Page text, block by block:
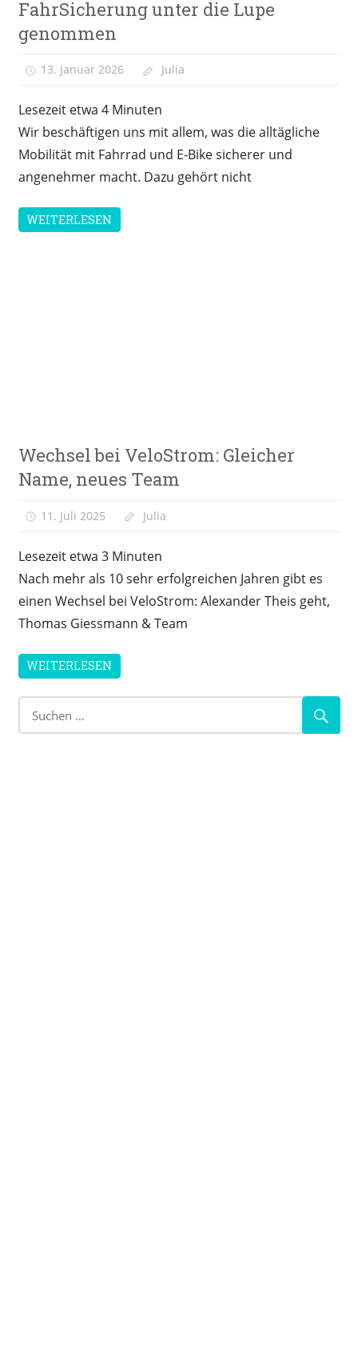
Versicherung
FahrSicherung unter die Lupe
genommen
13. Januar 2026 Julia
Lesezeit etwa 4 Minuten
Wir beschäftigen uns mit allem, was die alltägliche
Mobilität mit Fahrrad und E-Bike sicherer und
angenehmer macht. Dazu gehört nicht
WEITERLESEN
Meinung
&
Wechsel bei VeloStrom: Gleicher
Name, neues Team
11. Juli 2025 Julia
Lesezeit etwa 3 Minuten
Nach mehr als 10 sehr erfolgreichen Jahren gibt es
einen Wechsel bei VeloStrom: Alexander Theis geht,
Thomas Giessmann & Team
WEITERLESEN